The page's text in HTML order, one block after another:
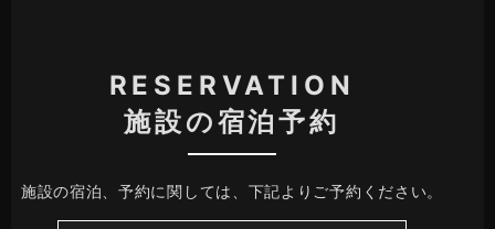
RESERVATION
施設の宿泊予約
施設の宿泊、予約に関しては、下記よりご予約ください。